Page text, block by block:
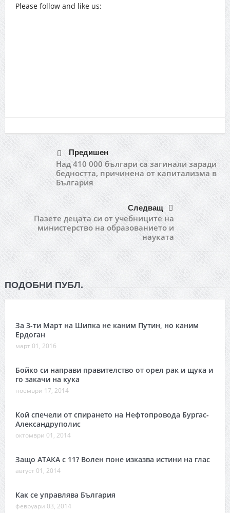
Please follow and like us:
Предишен
Над 410 000 българи са загинали заради
бедността, причинена от капитализма в
България
Следващ
Пазете децата си от учебниците на
министерство на образованието и
науката
ПОДОБНИ ПУБЛ.
За 3-ти Март на Шипка не каним Путин, но каним
Ердоган
март 01, 2016
Бойко си направи правителство от орел рак и щука и
го закачи на кука
ноември 17, 2014
Кой спечели от спирането на Нефтопровода Бургас-
Александруполис
октомври 01, 2014
Защо АТАКА с 11? Волен поне изказва истини на глас
август 01, 2014
Как се управлява България
февруари 03, 2014